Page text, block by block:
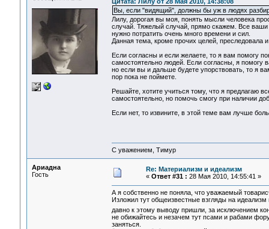
Вы, если "видящий", должны бы уж в людях
Лилу, дорогая вы моя, понять мысли человека
случай. Тяжелый случай, прямо скажем. Все
нужно потратить очень много времени и сил.
Данная тема, кроме прочих целей,
Если согласны и если желаете, то я вам помогу
самостоятельно людей. Если согласны, я
но если вы и дальше будете упорствовать, то я
пор пока не поймете.
Решайте, хотите учиться тому, что я предлагаю
самостоятельно, но помочь смогу при наличии
Если нет, то извините, в этой теме вам лучше
С уважением, Тимур
Ариадна
Гость
Re: Материализм и идеализм
« Ответ #31 : 28 Мая 2010, 14:55:41 »
А я собственно не поняла, что уважаемый
Изложил тут общеизвестные взгляды на
давно к этому выводу пришли, за исключением
не обижайтесь и незачем тут псами и рабами
заняться.